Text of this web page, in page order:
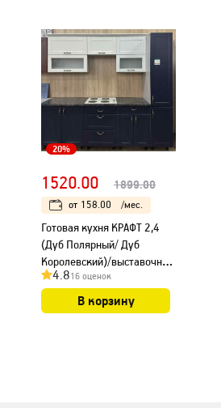
20%
1520.00 1899.00
от 158.00 /мес.
Готовая кухня КРАФТ 2,4
(Дуб Полярный/ Дуб
Королевский)/выставочный
образец с ви..
4.816 оценок
В корзину